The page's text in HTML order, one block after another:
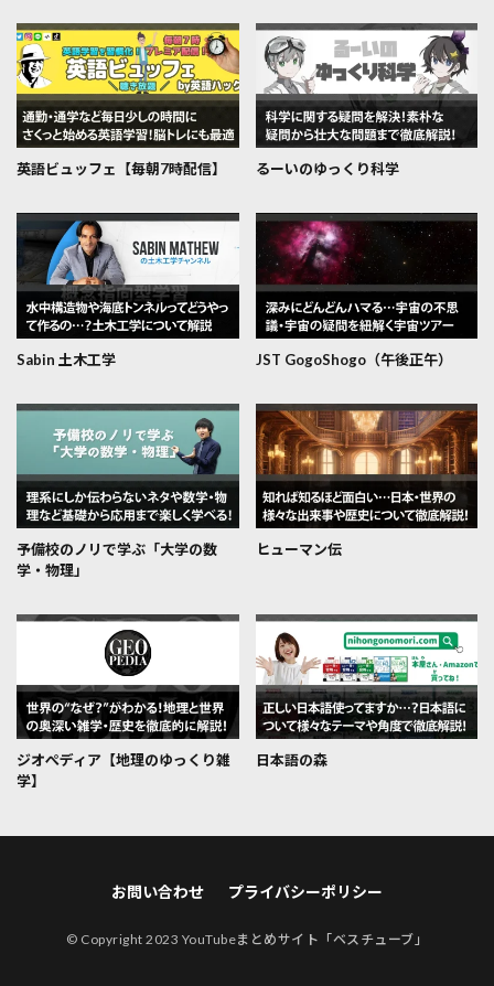
英語ビュッフェ【毎朝7時配信】 るーいのゆっくり科学
Sabin 土木工学 JST GogoShogo（午後正午）
予備校のノリで学ぶ「大学の数
学・物理」
ヒューマン伝
ジオぺディア【地理のゆっくり雑
学】
日本語の森
お問い合わせ プライバシーポリシー
© Copyright 2023 YouTubeまとめサイト「ベスチューブ」